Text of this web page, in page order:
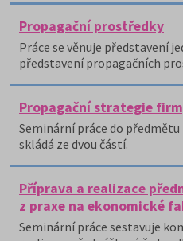
Propagační prostředky
Práce se věnuje představení
představení propagačních
Propagační strategie
Seminární práce do
skládá ze dvou částí.
Příprava a realizace
z praxe na ekonomické
Seminární práce sestavuje